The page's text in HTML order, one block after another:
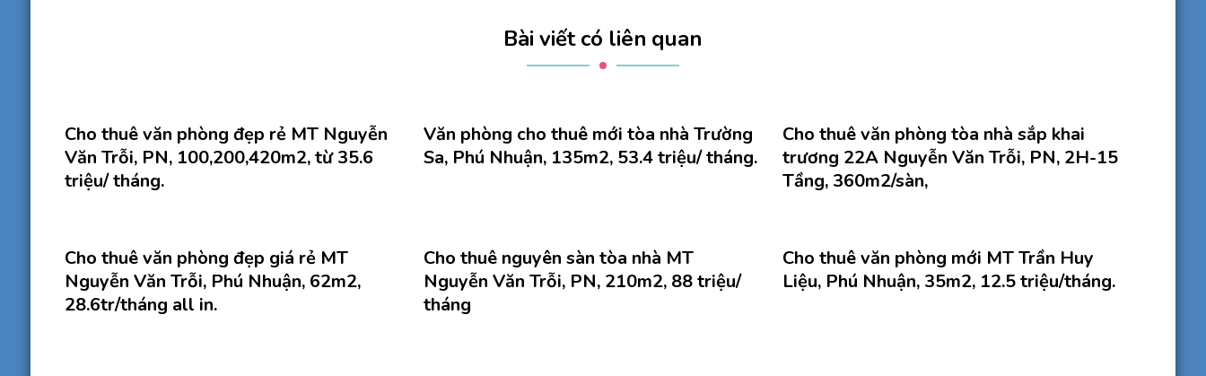
Bài viết có liên quan
Cho thuê văn phòng đẹp rẻ MT Nguyễn
Văn Trỗi, PN, 100,200,420m2, từ 35.6
triệu/ tháng.
Văn phòng cho thuê mới tòa nhà Trường
Sa, Phú Nhuận, 135m2, 53.4 triệu/ tháng.
Cho thuê văn phòng tòa nhà sắp khai
trương 22A Nguyễn Văn Trỗi, PN, 2H-15
Tầng, 360m2/sàn,
Cho thuê văn phòng đẹp giá rẻ MT
Nguyễn Văn Trỗi, Phú Nhuận, 62m2,
28.6tr/tháng all in.
Cho thuê nguyên sàn tòa nhà MT
Nguyễn Văn Trỗi, PN, 210m2, 88 triệu/
tháng
Cho thuê văn phòng mới MT Trần Huy
Liệu, Phú Nhuận, 35m2, 12.5 triệu/tháng.